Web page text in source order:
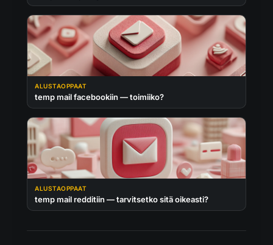
ALUSTAOPPAAT
temp mail facebookiin — toimiiko?
ALUSTAOPPAAT
temp mail redditiin — tarvitsetko sitä oikeasti?